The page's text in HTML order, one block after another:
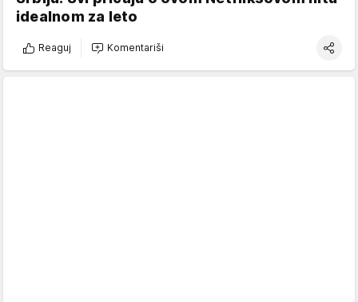
idealnom za leto
Reaguj Komentariši